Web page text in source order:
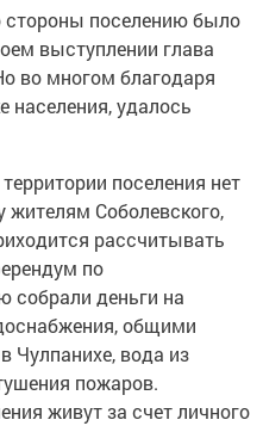
поселению было
выступлении глава
во многом благодаря
населения, удалось
поселения нет
жителям Соболевского,
рассчитывать
по
собрали деньги на
общими
Чулпанихе, вода из
пожаров.
живут за счет личного